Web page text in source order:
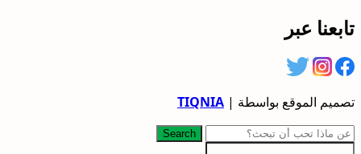
تابعنا عبر
تصميم الموقع بواسطة | TIQNIA
Search